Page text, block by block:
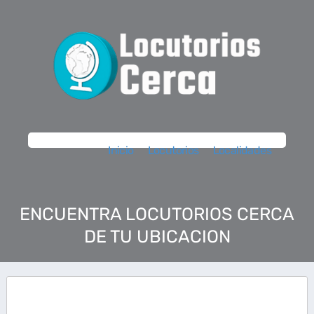
Inicio Locutorios Localidades
ENCUENTRA LOCUTORIOS CERCA
DE TU UBICACION